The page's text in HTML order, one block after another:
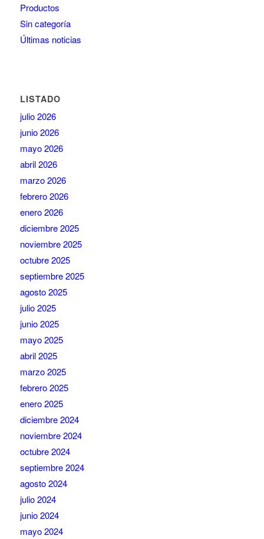
Productos
Sin categoría
Últimas noticias
LISTADO
julio 2026
junio 2026
mayo 2026
abril 2026
marzo 2026
febrero 2026
enero 2026
diciembre 2025
noviembre 2025
octubre 2025
septiembre 2025
agosto 2025
julio 2025
junio 2025
mayo 2025
abril 2025
marzo 2025
febrero 2025
enero 2025
diciembre 2024
noviembre 2024
octubre 2024
septiembre 2024
agosto 2024
julio 2024
junio 2024
mayo 2024